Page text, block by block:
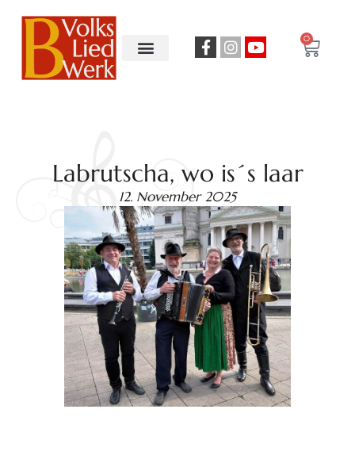
0
Labrutscha, wo is´s laar
12. November 2025